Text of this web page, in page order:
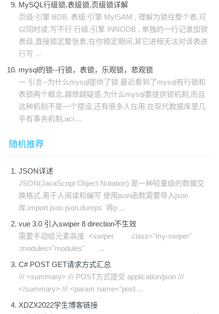
MySQL行级锁,表级锁,页级锁详解
页级:引擎 BDB. 表级:引擎 MyISAM , 理解为锁住整个表,可
以同时读,写不行 行级:引擎 INNODB , 单独的一行记录加锁
表级,直接锁定整张表,在你锁定期间,其它进程无法对该表进
行写 ...
mysql的锁--行锁，表锁，乐观锁，悲观锁
一 引言--为什么mysql提供了锁 最近看到了mysql有行锁和
表锁两个概念,越想越疑惑.为什么mysql要提供锁机制,而且
这种机制不是一个摆设,还有很多人在用.在现代数据库里几
乎有事务机制,aci ...
随机推荐
JSON详述
JSON(JavaScript Object Notation) 是一种轻量级的数据交
换格式,易于人阅读和编写 使用json函数需要导入json
库,import json json.dumps 将p ...
vue 3.0 引入swiper 8 direction不生效
需要手动给元素高度 <swiper class="my-swiper"
:modules="modules" ...
C# POST GET请求方式汇总
/// <summary> /// POST方式提交 application/json ///
</summary> /// <param name="post ...
XDZX2022学生博客链接